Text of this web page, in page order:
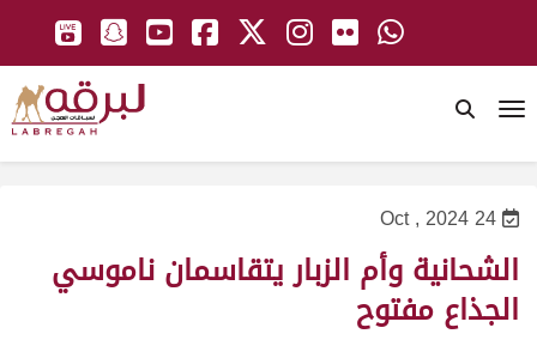
24 Oct , 2024
الشحانية وأم الزبار يتقاسمان ناموسي
الجذاع مفتوح